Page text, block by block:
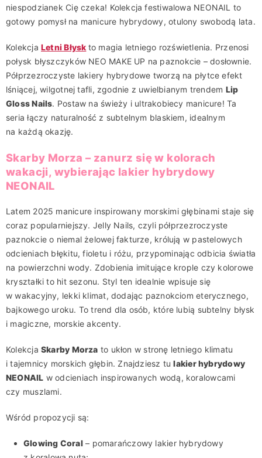
niespodzianek Cię czeka! Kolekcja festiwalowa NEONAIL to
gotowy pomysł na manicure hybrydowy, otulony swobodą lata.
Kolekcja Letni Błysk to magia letniego rozświetlenia. Przenosi
połysk błyszczyków NEO MAKE UP na paznokcie – dosłownie.
Półprzezroczyste lakiery hybrydowe tworzą na płytce efekt
lśniącej, wilgotnej tafli, zgodnie z uwielbianym trendem Lip
Gloss Nails. Postaw na świeży i ultrakobiecy manicure! Ta
seria łączy naturalność z subtelnym blaskiem, idealnym
na każdą okazję.
Skarby Morza – zanurz się w kolorach
wakacji, wybierając lakier hybrydowy
NEONAIL
Latem 2025 manicure inspirowany morskimi głębinami staje się
coraz popularniejszy. Jelly Nails, czyli półprzezroczyste
paznokcie o niemal żelowej fakturze, królują w pastelowych
odcieniach błękitu, fioletu i różu, przypominając odbicia światła
na powierzchni wody. Zdobienia imitujące krople czy kolorowe
kryształki to hit sezonu. Styl ten idealnie wpisuje się
w wakacyjny, lekki klimat, dodając paznokciom eterycznego,
bajkowego uroku. To trend dla osób, które lubią subtelny błysk
i magiczne, morskie akcenty.
Kolekcja Skarby Morza to ukłon w stronę letniego klimatu
i tajemnicy morskich głębin. Znajdziesz tulakier hybrydowy
NEONAIL w odcieniach inspirowanych wodą, koralowcami
czy muszlami.
Wśród propozycji są:
Glowing Coral– pomarańczowy lakier hybrydowy